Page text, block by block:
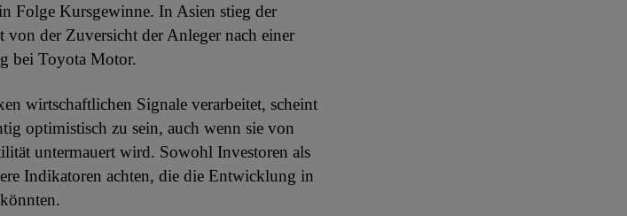
Folge Kursgewinne. In Asien stieg der
der Zuversicht der Anleger nach einer
bei Toyota Motor.
wirtschaftlichen Signale verarbeitet, scheint
optimistisch zu sein, auch wenn sie von
untermauert wird. Sowohl Investoren als
Indikatoren achten, die die Entwicklung in